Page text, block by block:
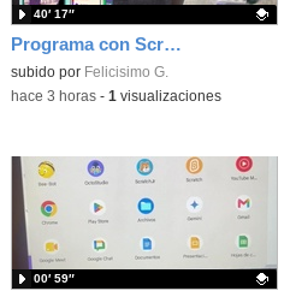
Programa con Scratch juegos con los partidos del mundial 2026 ganados por España
Contenido educativo.
subido por Felicisimo G.
40′ 17″
-hace 3 horas- 1 visualizaciones
00′ 59″